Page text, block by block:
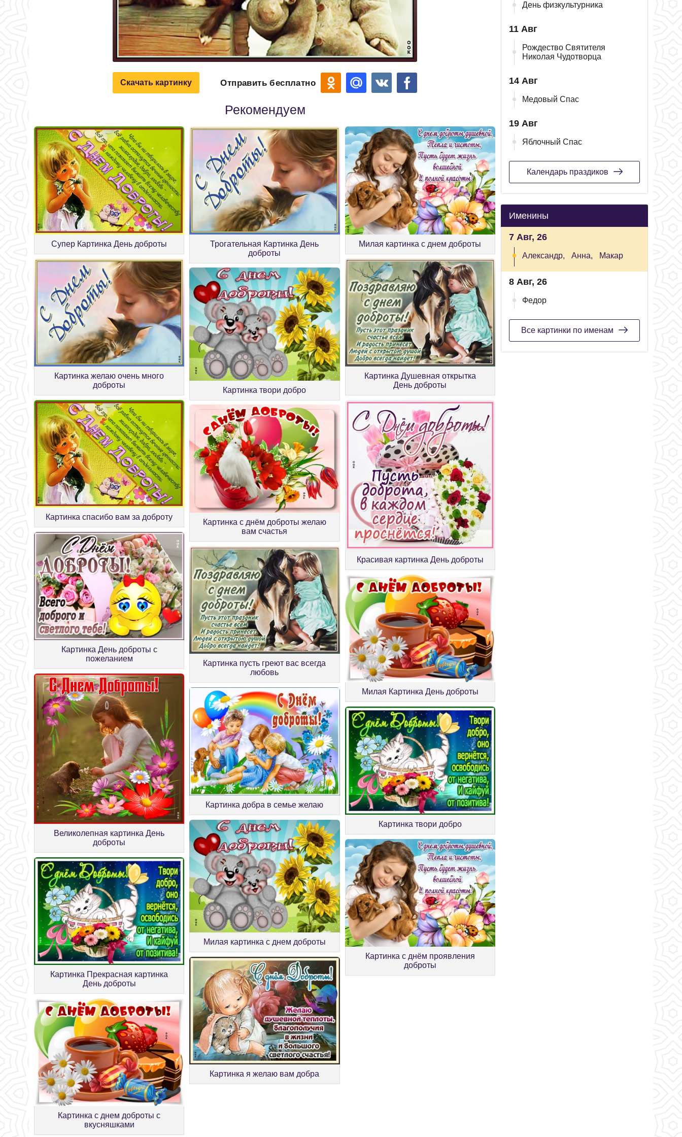
Скачать картинку Отправить бесплатно
Рекомендуем
Супер Картинка День доброты
Трогательная Картинка День
доброты
Милая картинка с днем доброты
Картинка желаю очень много
доброты
Картинка твори добро
Картинка Душевная открытка
День доброты
Картинка спасибо вам за доброту
Картинка с днём доброты желаю
вам счастья
Красивая картинка День доброты
Картинка День доброты с
пожеланием
Картинка пусть греют вас всегда
любовь
Милая Картинка День доброты
Великолепная картинка День
доброты
Картинка добра в семье желаю
Картинка твори добро
Картинка Прекрасная картинка
День доброты
Милая картинка с днем доброты
Картинка с днём проявления
доброты
Картинка с днем доброты с
вкусняшками
Картинка я желаю вам добра
День физкультурника
11 Авг
Рождество Святителя
Николая Чудотворца
14 Авг
Медовый Спас
19 Авг
Яблочный Спас
Календарь праздиков
Именины
7 Авг, 26
Александр, Анна, Макар
8 Авг, 26
Федор
Все картинки по именам